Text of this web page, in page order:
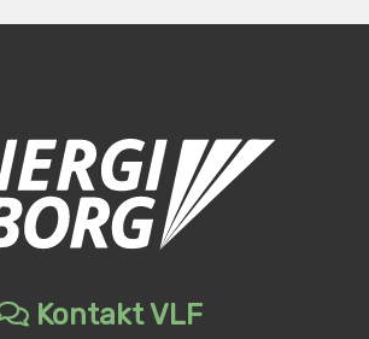
Kontakt VLF